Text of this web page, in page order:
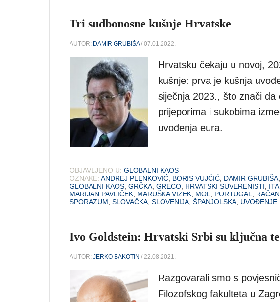
Tri sudbonosne kušnje Hrvatske
AUTOR: DAMIR GRUBIŠA/ 07.01.2022.
Hrvatsku čekaju u novoj,
kušnje: prva je kušnja
siječnja 2023., što znači da
prijeporima i sukobima
uvođenja eura.
OBJAVLJENO U: GLOBALNI KAOS
OZNAKE: ANDREJ PLENKOVIĆ BORIS VUJČIĆ DAMIR GRUBIŠA
GLOBALNI KAOS GRČKA GRECO HRVATSKI SUVERENISTI
MARIJAN PAVLIČEK MARUŠKA VIZEK MOL PORTUGAL
SPORAZUM SLOVAČKA SLOVENIJA ŠPANJOLSKA UVOĐENJE
Ivo Goldstein: Hrvatski Srbi su ključna
AUTOR: JERKO BAKOTIN / 22.08.2021.
Razgovarali smo s
Filozofskog fakulteta u